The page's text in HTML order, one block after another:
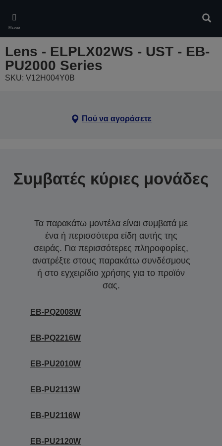
main
content
Μενού
Lens - ELPLX02WS - UST - EB-
PU2000 Series
SKU: V12H004Y0B
Πού να αγοράσετε
Συμβατές κύριες μονάδες
Τα παρακάτω μοντέλα είναι συμβατά με
ένα ή περισσότερα είδη αυτής της
σειράς. Για περισσότερες πληροφορίες,
ανατρέξτε στους παρακάτω συνδέσμους
ή στο εγχειρίδιο χρήσης για το προϊόν
σας.
EB-PQ2008W
EB-PQ2216W
EB-PU2010W
EB-PU2113W
EB-PU2116W
EB-PU2120W